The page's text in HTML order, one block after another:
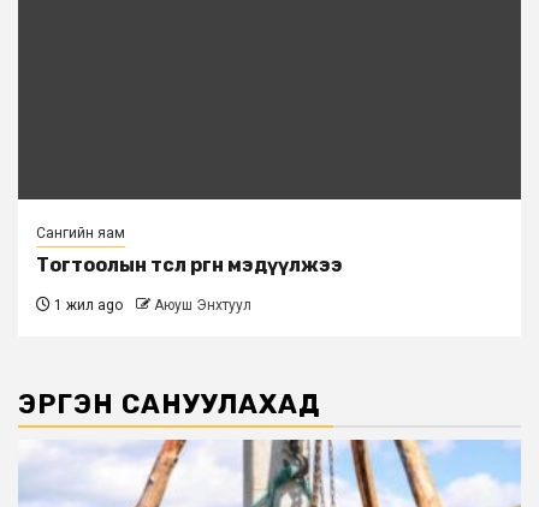
Сангийн яам
Тогтоолын төсөл өргөн мэдүүлжээ
1 жил ago Аюуш Энхтуул
ЭРГЭН САНУУЛАХАД